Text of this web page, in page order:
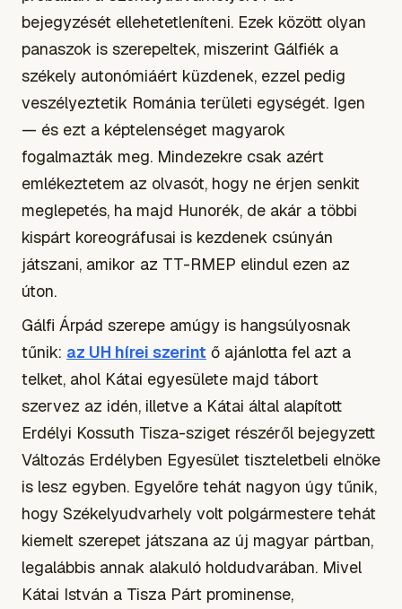
bejegyzését ellehetetleníteni. Ezek között olyan
panaszok is szerepeltek, miszerint Gálfiék a
székely autonómiáért küzdenek, ezzel pedig
veszélyeztetik Románia területi egységét. Igen
— és ezt a képtelenséget magyarok
fogalmazták meg. Mindezekre csak azért
emlékeztetem az olvasót, hogy ne érjen senkit
meglepetés, ha majd Hunorék, de akár a többi
kispárt koreográfusai is kezdenek csúnyán
játszani, amikor az TT-RMEP elindul ezen az
úton.
Gálfi Árpád szerepe amúgy is hangsúlyosnak
tűnik: az UH hírei szerint ő ajánlotta fel azt a
telket, ahol Kátai egyesülete majd tábort
szervez az idén, illetve a Kátai által alapított
Erdélyi Kossuth Tisza-sziget részéről bejegyzett
Változás Erdélyben Egyesület tiszteletbeli elnöke
is lesz egyben. Egyelőre tehát nagyon úgy tűnik,
hogy Székelyudvarhely volt polgármestere tehát
kiemelt szerepet játszana az új magyar pártban,
legalábbis annak alakuló holdudvarában. Mivel
Kátai István a Tisza Párt prominense,